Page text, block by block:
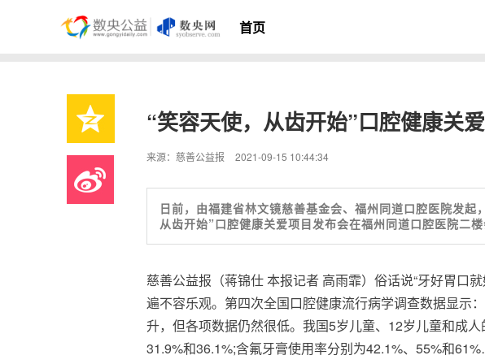
首页
“笑容天使，从齿开始”口腔健康关
来源：慈善公益报 2021-09-15 10:44:34
日前，由福建省林文镜慈善基金会、福州同道口腔医院发起
从齿开始”口腔健康关爱项目发布会在福州同道口腔医院二楼
慈善公益报（蒋锦仕 本报记者 高雨霏）俗话说“牙好胃口
遍不容乐观。第四次全国口腔健康流行病学调查数据显示
升，但各项数据仍然很低。我国5岁儿童、12岁儿童和成人
31.9%和36.1%;含氟牙膏使用率分别为42.1%、55%和